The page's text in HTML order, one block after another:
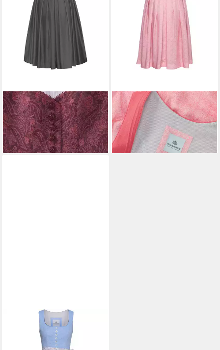
HAMMERSCHMIDDirndl Midi
Jacquard-Dirndl Rothsee
157,49 € 289,00 €
-46%
HAMMERSCHMID
Dirndl
Leinendirndl Plattensee
349,99 €